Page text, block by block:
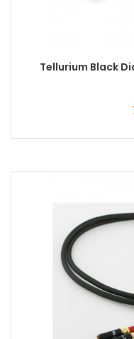
Tellurium Black